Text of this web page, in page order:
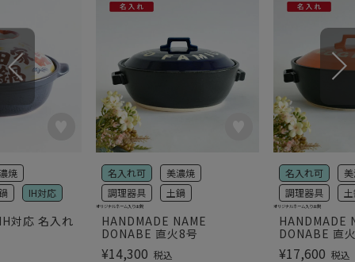
対応 名入れ
焼
IH対応
HANDMADE NAME
DONABE 直火8号
名入れ可
美濃焼
調理器具
土鍋
¥14,300 税込
オリジナルネーム入り土鍋
HANDMADE
DONABE 直
名入れ可
調理器具
¥17,600 税込
オリジナルネーム入り土鍋